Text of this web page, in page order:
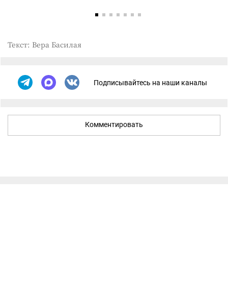
Текст: Вера Басилая
Подписывайтесь на наши каналы
Комментировать